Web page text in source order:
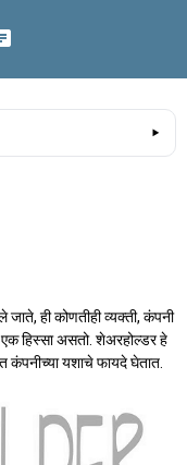
जाते, ही कोणतीही व्यक्ती, कंपनी
हिस्सा असतो. शेअरहोल्डर हे
कंपनीच्या यशाचे फायदे घेतात.